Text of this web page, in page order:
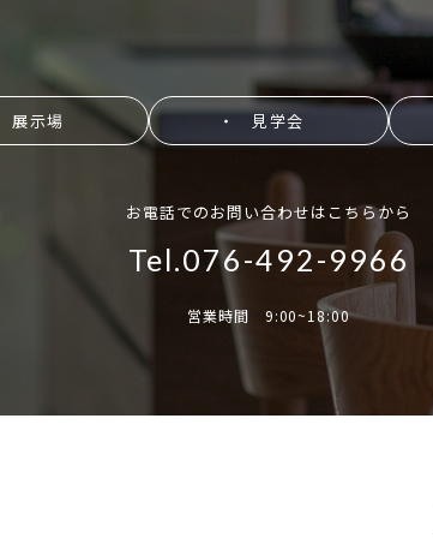
示場 ・ 見学会
お電話でのお問い合わせはこちらから
Tel.076-492-9966
営業時間 9:00~18:00